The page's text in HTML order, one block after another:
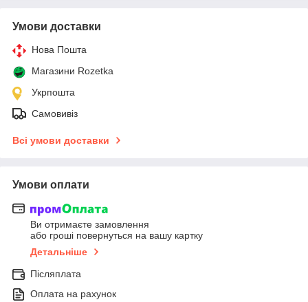
Умови доставки
Нова Пошта
Магазини Rozetka
Укрпошта
Самовивіз
Всі умови доставки
Умови оплати
Ви отримаєте замовлення
або гроші повернуться на вашу картку
Детальніше
Післяплата
Оплата на рахунок